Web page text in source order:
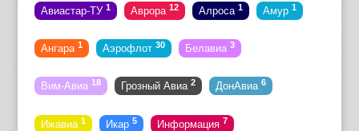
Авиастар-ТУ 1 Аврора 12 Алроса 1 Амур 1
Ангара 1 Аэрофлот 30 Белавиа 3
Вим-Авиа 18 Грозный Авиа 2 ДонАвиа 6
Ижавиа 1 Икар 5 Информация 7